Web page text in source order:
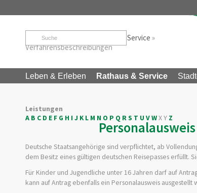
Startseite Service »
Verfahrensbeschreibungen
Leben & Erleben Rathaus & Service
Leistungen
A B C D E F G H I J K L M N O P Q RS T U VWXY Z
Deutsche Staatsangehörige sind verpflichtet, ab
dem Besitz eines gültigen deutschen Reisepasses erfüllt.
Für Kinder und Jugendliche unter 16 Jahren darf auf
kann auf Antrag ebenfalls ein Personalausweis ausgestellt